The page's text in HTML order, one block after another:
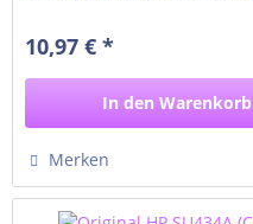
C480FW, C480W
10,97 € *
In den Warenkorb
Merken